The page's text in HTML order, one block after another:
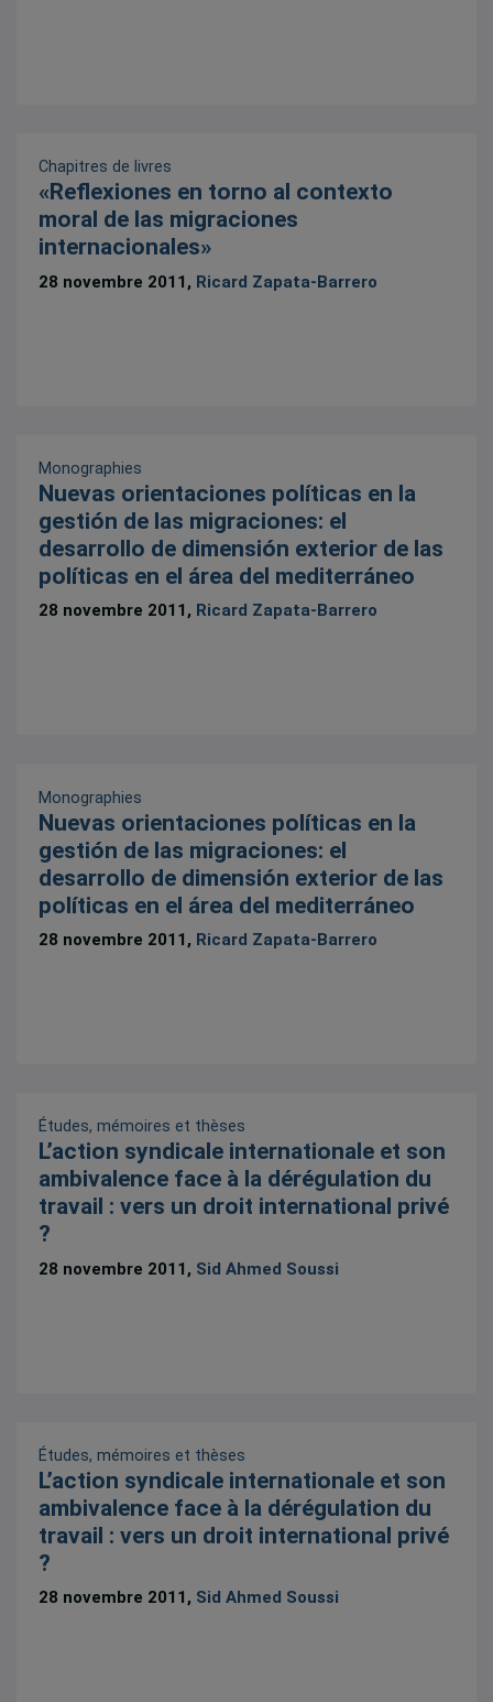
Chapitres de livres
«Reflexiones en torno al contexto
moral de las migraciones
internacionales»
28 novembre 2011, Ricard Zapata-Barrero
Monographies
Nuevas orientaciones políticas en la
gestión de las migraciones: el
desarrollo de dimensión exterior de las
políticas en el área del mediterráneo
28 novembre 2011, Ricard Zapata-Barrero
Monographies
Nuevas orientaciones políticas en la
gestión de las migraciones: el
desarrollo de dimensión exterior de las
políticas en el área del mediterráneo
28 novembre 2011, Ricard Zapata-Barrero
Études, mémoires et thèses
L’action syndicale internationale et son
ambivalence face à la dérégulation du
travail : vers un droit international privé
?
28 novembre 2011, Sid Ahmed Soussi
Études, mémoires et thèses
L’action syndicale internationale et son
ambivalence face à la dérégulation du
travail : vers un droit international privé
?
28 novembre 2011, Sid Ahmed Soussi